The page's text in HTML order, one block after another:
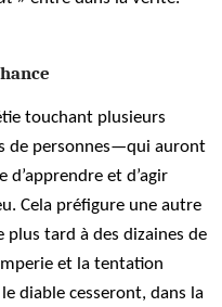
touchant plusieurs
de personnes—qui auront
et d’agir
Cela préfigure une autre
tard à des dizaines de
et la tentation
diable cesseront, dans la